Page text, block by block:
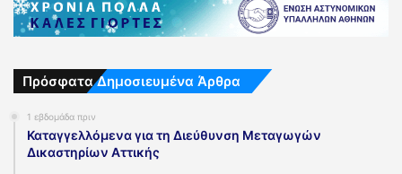
Πρόσφατα Δημοσιευμένα Άρθρα
1 εβδομάδα πριν
Καταγγελλόμενα για τη Διεύθυνση Μεταγωγών
Δικαστηρίων Αττικής